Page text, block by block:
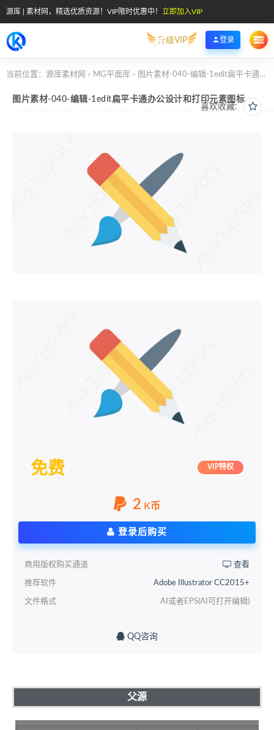
源库 | 素材网，精选优质资源！VIP限时优惠中！ 立即加入VIP
升级VIP 登录
当前位置： 源库素材网 > MG平面库 > 图片素材-040-编辑-1edit扁平卡通办公设计和打印元素图标
喜欢收藏:
图片素材-040-编辑-1edit扁平卡通办公设计和打印元素图标
免费 VIP特权
2 K币
登录后购买
商用版权购买通道 查看
推荐软件 Adobe Illustrator CC2015+
文件格式 AI或者EPS(AI可打开编辑)
QQ咨询
父源